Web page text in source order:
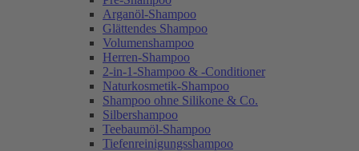
Arganöl-Shampoo
Glättendes Shampoo
Volumenshampoo
Herren-Shampoo
2-in-1-Shampoo & -Conditioner
Naturkosmetik-Shampoo
Shampoo ohne Silikone & Co.
Silbershampoo
Teebaumöl-Shampoo
Tiefenreinigungsshampoo